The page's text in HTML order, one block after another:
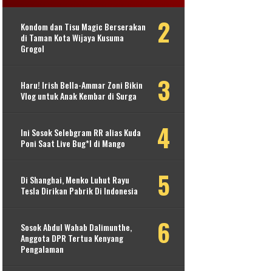
Kondom dan Tisu Magic Berserakan
di Taman Kota Wijaya Kusuma
Grogol
Haru! Irish Bella-Ammar Zoni Bikin
Vlog untuk Anak Kembar di Surga
Ini Sosok Selebgram RR alias Kuda
Poni Saat Live Bug*l di Mango
Di Shanghai, Menko Luhut Rayu
Tesla Dirikan Pabrik Di Indonesia
Sosok Abdul Wahab Dalimunthe,
Anggota DPR Tertua Kenyang
Pengalaman